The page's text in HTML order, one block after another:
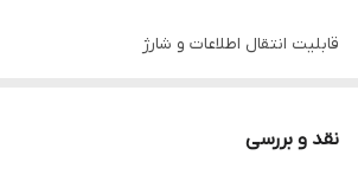
قابلیت انتقال اطلاعات و شارژ
نقد و بررسی